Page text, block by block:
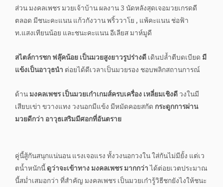
ส่วน มงคลเพชร มวยเจ้าบ้าน ผลงาน 3 นัดหลังสุดเจอมวยเกรดดี
ตลอด มีชนะคะแนน แก้วกังวาน พริ้ววาโย , แพ้คะแนน ช่อฟ้า
ท.แสงเทียนน้อย และชนะคะแนน อีเลียส มาห์มูดี
สไตล์การชก ฟลุ๊คน้อย เป็นมวยสูงยาวรูปร่างดีเดินปล้ำตีบดเบียด มี
แข้งเป็นอาวุธนำ ต่อยได้ดีเวลาเป็นมวยรอง ชอบพลิกสถานการณ์
ด้านมงคลเพชร เป็นมวยเก๋าเกมส์ครบเครื่อง เหลี่ยมเชิงดีวงในมี
เสียบเข่า ขวางแทง วงนอกมีแข้ง มีหมัดคอยสกัด กระดูกการผ่าน
มวยดีกว่า อาวุธเสริมมีศอกที่อันตราย
คู่นี้สู้กันสนุกแน่นอน แรงเจอแรง ทั้งวงนอกวงใน ใส่กันไม่มียั้ง แต่เว
ตน้ำหนักนี้ดูว่าจะเข้าทาง มงคลเพชร มากกว่าได้ต่อยเวตประมาณ
นี้สม่ำเสมอกว่า ที่สำคัญ มงคลเพชร เป็นมวยเก๋ารู้วิธีชกยังไงให้ชนะ